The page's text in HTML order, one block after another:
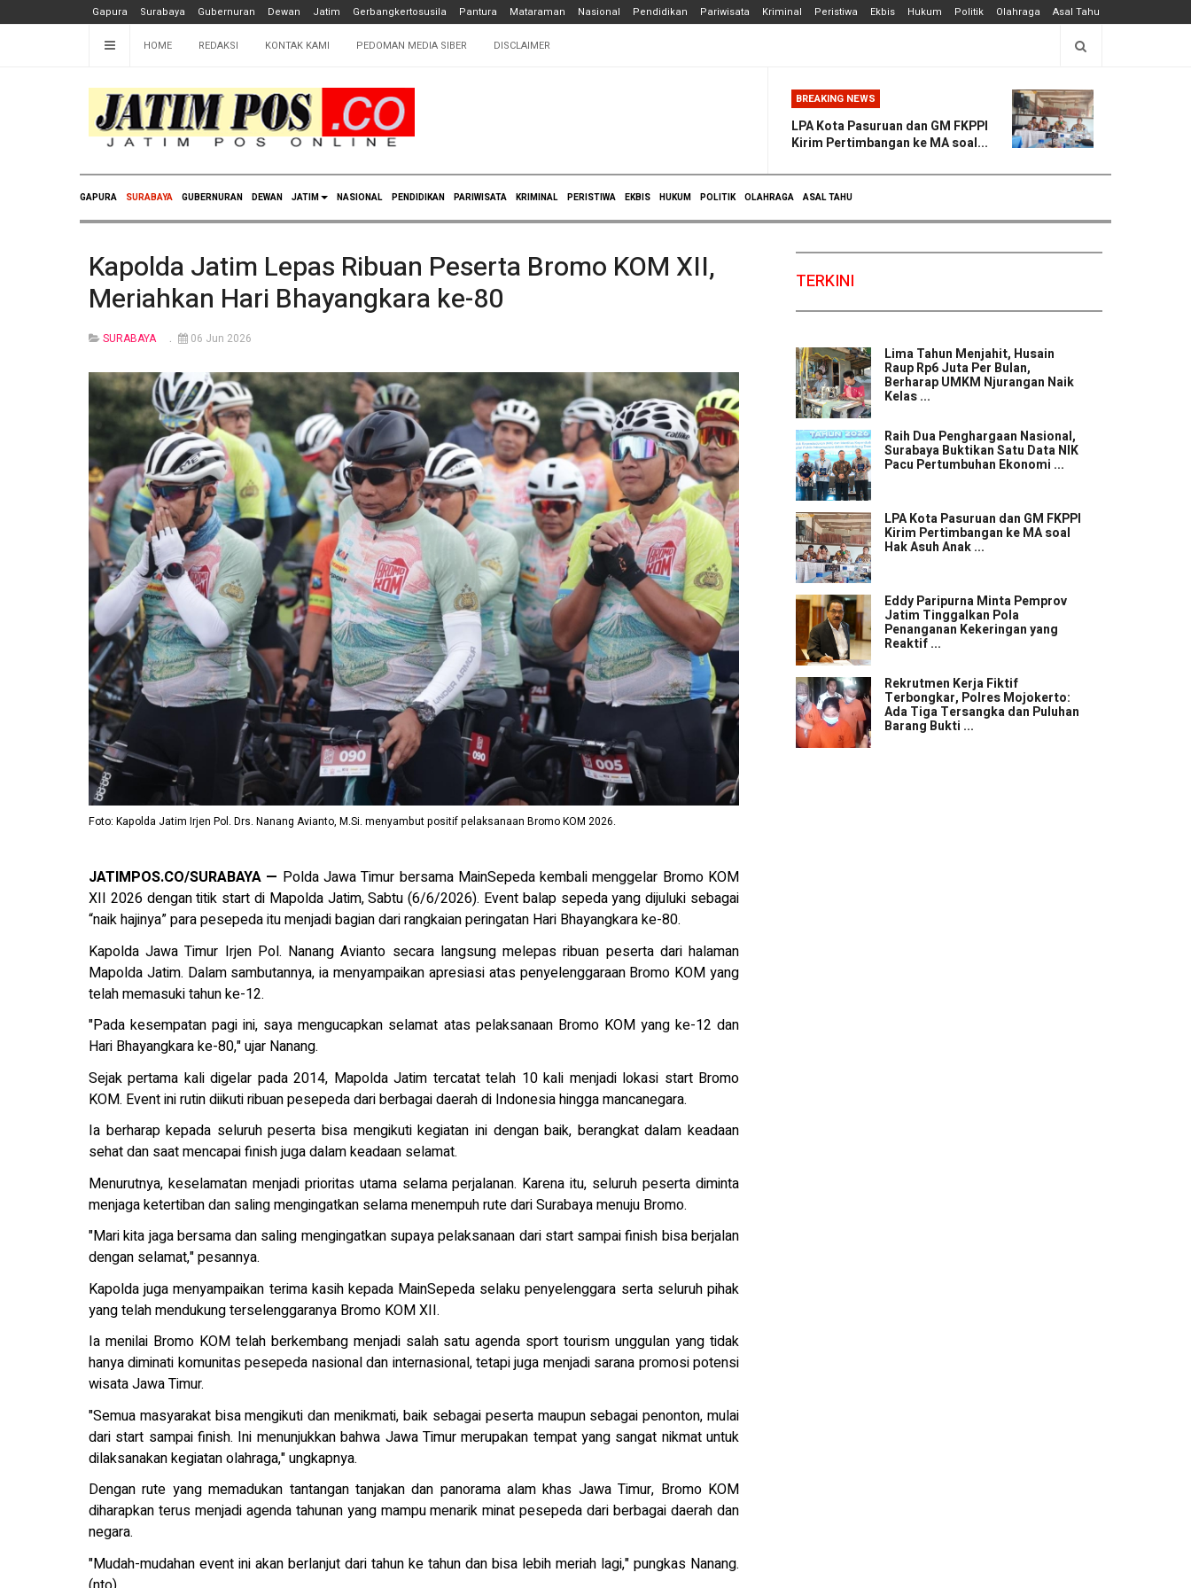
Gapura Surabaya Gubernuran Dewan Jatim Gerbangkertosusila Pantura Mataraman Nasional Pendidikan Pariwisata Kriminal Peristiwa Ekbis Hukum Politik Olahraga Asal Tahu
HOME REDAKSI KONTAK KAMI PEDOMAN MEDIA SIBER DISCLAIMER
BREAKING NEWS
LPA Kota Pasuruan dan GM FKPPI
Kirim Pertimbangan ke MA soal...
GAPURA SURABAYA GUBERNURAN DEWAN JATIM NASIONAL PENDIDIKAN PARIWISATA KRIMINAL PERISTIWA EKBIS HUKUM POLITIK OLAHRAGA ASAL TAHU
Kapolda Jatim Lepas Ribuan Peserta Bromo KOM XII,
Meriahkan Hari Bhayangkara ke-80
SURABAYA 06 Jun 2026
Foto: Kapolda Jatim Irjen Pol. Drs. Nanang Avianto, M.Si. menyambut positif pelaksanaan Bromo KOM 2026.
JATIMPOS.CO/SURABAYA — Polda Jawa Timur bersama MainSepeda kembali menggelar Bromo KOM
XII 2026 dengan titik start di Mapolda Jatim, Sabtu (6/6/2026). Event balap sepeda yang dijuluki sebagai
“naik hajinya” para pesepeda itu menjadi bagian dari rangkaian peringatan Hari Bhayangkara ke-80.
Kapolda Jawa Timur Irjen Pol. Nanang Avianto secara langsung melepas ribuan peserta dari halaman
Mapolda Jatim. Dalam sambutannya, ia menyampaikan apresiasi atas penyelenggaraan Bromo KOM yang
telah memasuki tahun ke-12.
"Pada kesempatan pagi ini, saya mengucapkan selamat atas pelaksanaan Bromo KOM yang ke-12 dan
Hari Bhayangkara ke-80," ujar Nanang.
Sejak pertama kali digelar pada 2014, Mapolda Jatim tercatat telah 10 kali menjadi lokasi start Bromo
KOM. Event ini rutin diikuti ribuan pesepeda dari berbagai daerah di Indonesia hingga mancanegara.
Ia berharap kepada seluruh peserta bisa mengikuti kegiatan ini dengan baik, berangkat dalam keadaan
sehat dan saat mencapai finish juga dalam keadaan selamat.
Menurutnya, keselamatan menjadi prioritas utama selama perjalanan. Karena itu, seluruh peserta diminta
menjaga ketertiban dan saling mengingatkan selama menempuh rute dari Surabaya menuju Bromo.
"Mari kita jaga bersama dan saling mengingatkan supaya pelaksanaan dari start sampai finish bisa berjalan
dengan selamat," pesannya.
Kapolda juga menyampaikan terima kasih kepada MainSepeda selaku penyelenggara serta seluruh pihak
yang telah mendukung terselenggaranya Bromo KOM XII.
Ia menilai Bromo KOM telah berkembang menjadi salah satu agenda sport tourism unggulan yang tidak
hanya diminati komunitas pesepeda nasional dan internasional, tetapi juga menjadi sarana promosi potensi
wisata Jawa Timur.
"Semua masyarakat bisa mengikuti dan menikmati, baik sebagai peserta maupun sebagai penonton, mulai
dari start sampai finish. Ini menunjukkan bahwa Jawa Timur merupakan tempat yang sangat nikmat untuk
dilaksanakan kegiatan olahraga," ungkapnya.
Dengan rute yang memadukan tantangan tanjakan dan panorama alam khas Jawa Timur, Bromo KOM
diharapkan terus menjadi agenda tahunan yang mampu menarik minat pesepeda dari berbagai daerah dan
negara.
"Mudah-mudahan event ini akan berlanjut dari tahun ke tahun dan bisa lebih meriah lagi," pungkas Nanang.
TERKINI
Lima Tahun Menjahit, Husain
Raup Rp6 Juta Per Bulan,
Berharap UMKM Njurangan Naik
Kelas ...
Raih Dua Penghargaan Nasional,
Surabaya Buktikan Satu Data NIK
Pacu Pertumbuhan Ekonomi ...
LPA Kota Pasuruan dan GM FKPPI
Kirim Pertimbangan ke MA soal
Hak Asuh Anak ...
Eddy Paripurna Minta Pemprov
Jatim Tinggalkan Pola
Penanganan Kekeringan yang
Reaktif ...
Rekrutmen Kerja Fiktif
Terbongkar, Polres Mojokerto:
Ada Tiga Tersangka dan Puluhan
Barang Bukti ...